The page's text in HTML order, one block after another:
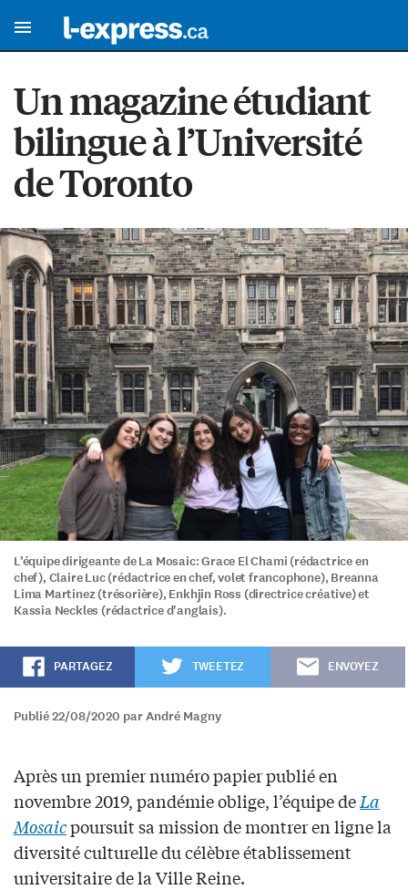
Un magazine étudiant
bilingue à l’Université
de Toronto
L’équipe dirigeante de La Mosaic: Grace El Chami (rédactrice en
chef), Claire Luc (rédactrice en chef, volet francophone), Breanna
Lima Martinez (trésorière), Enkhjin Ross (directrice créative) et
Kassia Neckles (rédactrice d'anglais).
PARTAGEZ TWEETEZ ENVOYEZ
Publié 22/08/2020 par André Magny
Après un premier numéro papier publié en
novembre 2019, pandémie oblige, l’équipe deLa
Mosaicpoursuit sa mission de montrer en ligne la
diversité culturelle du célèbre établissement
universitaire de la Ville Reine.